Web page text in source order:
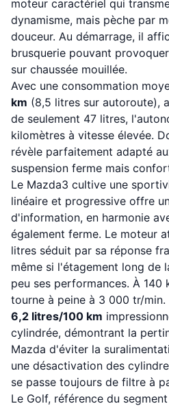
moteur caractériel qui
dynamisme, mais pèche par
douceur. Au démarrage, il
brusquerie pouvant
sur chaussée mouillée.
Avec une consommation
km (8,5 litres sur autoroute),
de seulement 47 litres,
kilomètres à vitesse élevée.
révèle parfaitement adapté
suspension ferme mais
Le Mazda3 cultive une
linéaire et progressive offre
d'information, en harmonie
également ferme. Le moteur
litres séduit par sa réponse
même si l'étagement long de
peu ses performances. À 140
tourne à peine à 3 000 tr/
6,2 litres/100 km
cylindrée, démontrant la
Mazda d'éviter la
une désactivation des
se passe toujours de filtre à
Le Golf, référence du segment